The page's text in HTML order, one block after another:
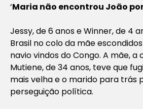
‘Maria não encontrou João
Jessy, de 6 anos e Winner, de 4
Brasil no colo da mãe
navio vindos do Congo. A mãe, a
Mutiene, de 34 anos, teve que
mais velha e o marido para trás
perseguição política.